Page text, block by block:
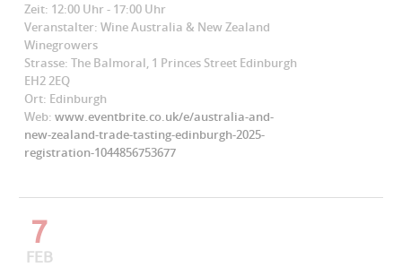
Zeit: 12:00 Uhr - 17:00 Uhr
Veranstalter: Wine Australia & New Zealand
Winegrowers
Strasse: The Balmoral, 1 Princes Street Edinburgh
EH2 2EQ
Ort: Edinburgh
Web: www.eventbrite.co.uk/e/australia-and-
new-zealand-trade-tasting-edinburgh-2025-
registration-1044856753677
7
FEB